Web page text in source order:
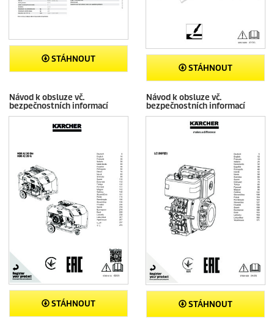
STÁHNOUT
STÁHNOUT
Návod k obsluze vč.
bezpečnostních informací
STÁHNOUT
Návod k obsluze vč.
bezpečnostních informací
STÁHNOUT